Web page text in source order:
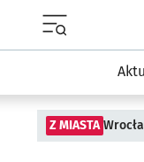
Z MIASTA